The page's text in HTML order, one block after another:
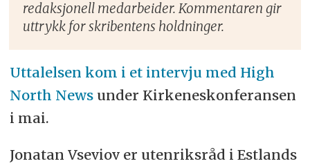
redaksjonell medarbeider. Kommentaren gir
uttrykk for skribentens holdninger.
Uttalelsen kom i et intervju med High
North Newsunder Kirkeneskonferansen
i mai.
Jonatan Vseviov er utenriksråd i Estlands